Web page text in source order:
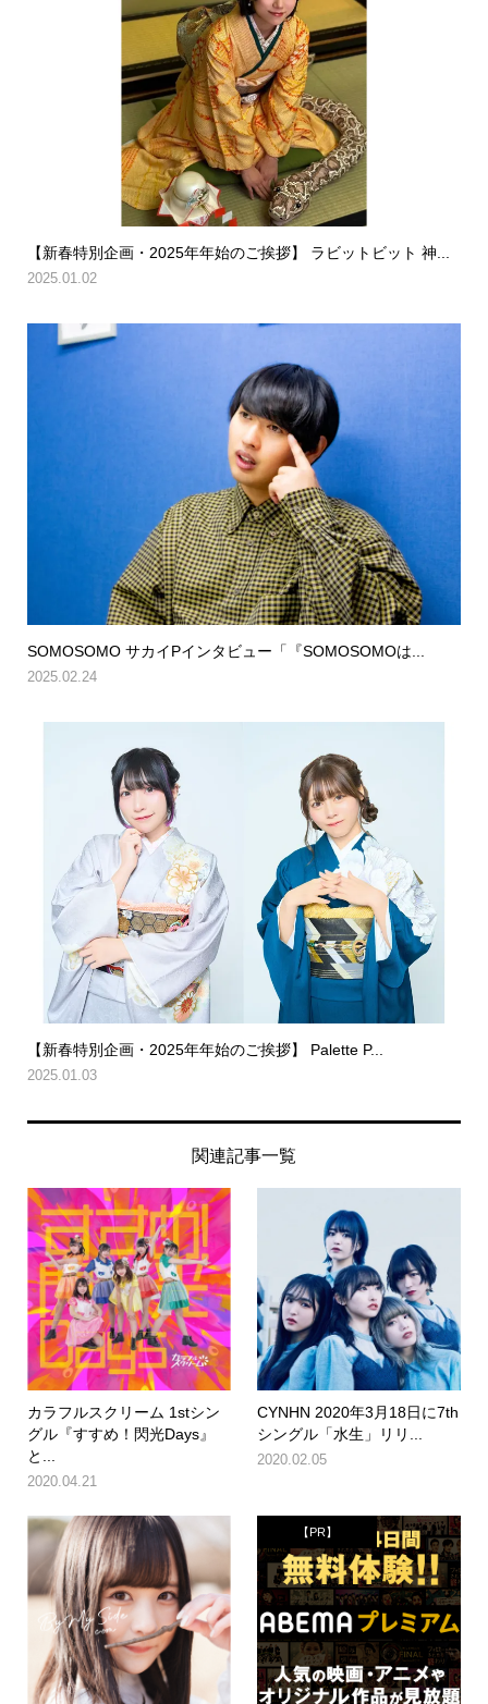
【新春特別企画・2025年年始のご挨拶】 ラビットビット 神...
2025.01.02
SOMOSOMO サカイPインタビュー「『SOMOSOMOは...
2025.02.24
【新春特別企画・2025年年始のご挨拶】 Palette P...
2025.01.03
関連記事一覧
カラフルスクリーム 1stシン
グル『すすめ！閃光Days』
と...
2020.04.21
CYNHN 2020年3月18日に7th
シングル「水生」リリ...
2020.02.05
【PR】